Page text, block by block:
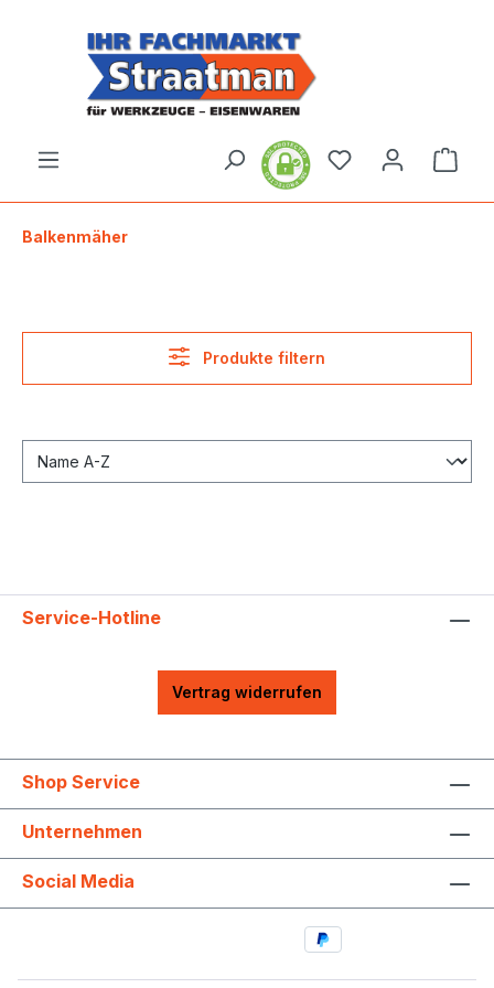
Balkenmäher
Produkte filtern
Service-Hotline
Vertrag widerrufen
Shop Service
Unternehmen
Social Media